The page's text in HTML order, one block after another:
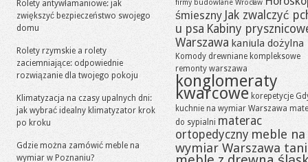
Rolety antywłamaniowe: jak
zwiększyć bezpieczeństwo swojego
domu
Rolety rzymskie a rolety
zaciemniające: odpowiednie
rozwiązanie dla twojego pokoju
Klimatyzacja na czasy upalnych dni:
jak wybrać idealny klimatyzator krok
po kroku
Gdzie można zamówić meble na
wymiar w Poznaniu?
firmy budowlane Wrocław
śmieszny Jak zwalczyć
u psa Kabiny
Warszawa kaniula dożylna
Komody drewniane kompleksowe
remonty warszawa
konglomeraty
kwarcowe korepetycje
kuchnie na wymiar Warszawa
do sypialni materac
ortopedyczny meble na
wymiar Warszawa